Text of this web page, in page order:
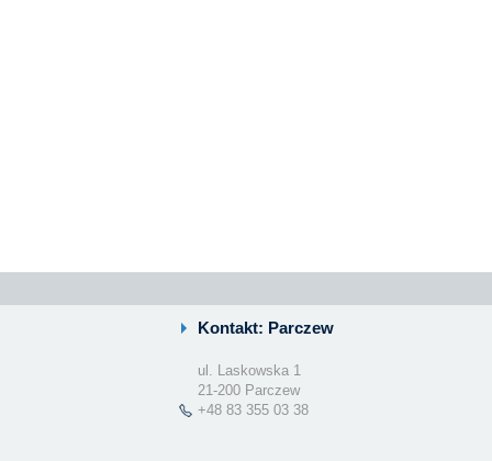
Kontakt: Parczew
ul. Laskowska 1
21-200 Parczew
+48 83 355 03 38